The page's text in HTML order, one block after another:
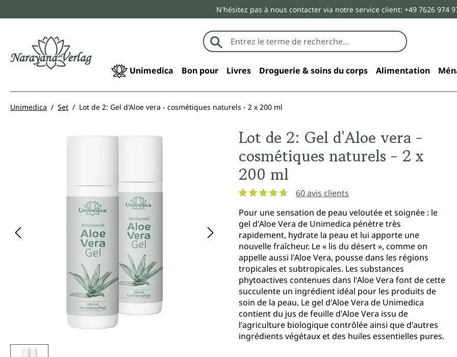
N'hésitez pas à nous contacter via notre service client: +49 7626 974
Unimedica Bon pour Livres Droguerie & soins du corps Alimentation
Unimedica Set Lot de 2: Gel d'Aloe vera - cosmétiques naturels - 2 x 200 ml
Ignorer la galerie d'images
Lot de 2: Gel d'Aloe vera -
cosmétiques naturels - 2 x
200 ml
60 avis clients
Pour une sensation de peau veloutée et soignée : le
gel d'Aloe Vera de Unimedica pénètre très
rapidement, hydrate la peau et lui apporte une
nouvelle fraîcheur. Le « lis du désert », comme on
appelle aussi l'Aloe Vera, pousse dans les régions
tropicales et subtropicales. Les substances
phytoactives contenues dans l'Aloe Vera font de cette
succulente un ingrédient idéal pour les produits de
soin de la peau. Le gel d'Aloe Vera de Unimedica
contient du jus de feuille d'Aloe Vera issu de
l'agriculture biologique contrôlée ainsi que d'autres
ingrédients végétaux et des huiles essentielles pures.